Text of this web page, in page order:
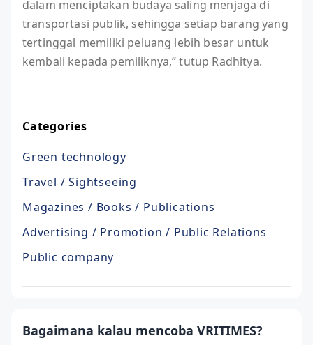
dalam menciptakan budaya saling menjaga di
transportasi publik, sehingga setiap barang yang
tertinggal memiliki peluang lebih besar untuk
kembali kepada pemiliknya,” tutup Radhitya.
Categories
Green technology
Travel / Sightseeing
Magazines / Books / Publications
Advertising / Promotion / Public Relations
Public company
Bagaimana kalau mencoba VRITIMES?